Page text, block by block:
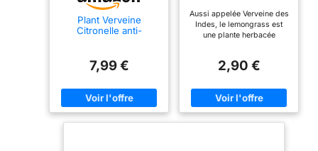
Plant Verveine
Citronelle anti-
7,99 €
Aussi appelée Verveine des
Indes, le lemongrass est
une plante herbacée
Elle est cultivée pour ses
aromatiques (à goût de
citron). Semer en pot à une
t° de 20 °C. Durée de
germination: 15 à 20 jours
2,90 €